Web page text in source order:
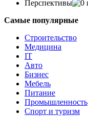
Перспективы
Самые популярные
Строительство
Медицина
IT
Авто
Бизнес
Мебель
Питание
Промышленность
Спорт и туризм